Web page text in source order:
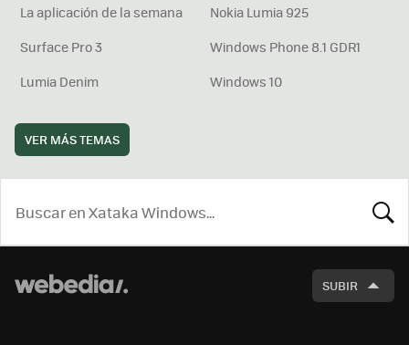
La aplicación de la semana
Nokia Lumia 925
Surface Pro 3
Windows Phone 8.1 GDR1
Lumia Denim
Windows 10
VER MÁS TEMAS
SUBIR